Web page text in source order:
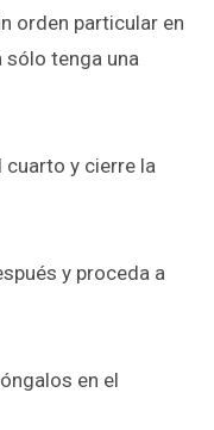
orden particular en
sólo tenga una
y cierre la
y proceda a
en el